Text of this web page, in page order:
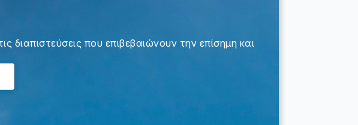
διαπιστεύσεις που επιβεβαιώνουν την επίσημη και